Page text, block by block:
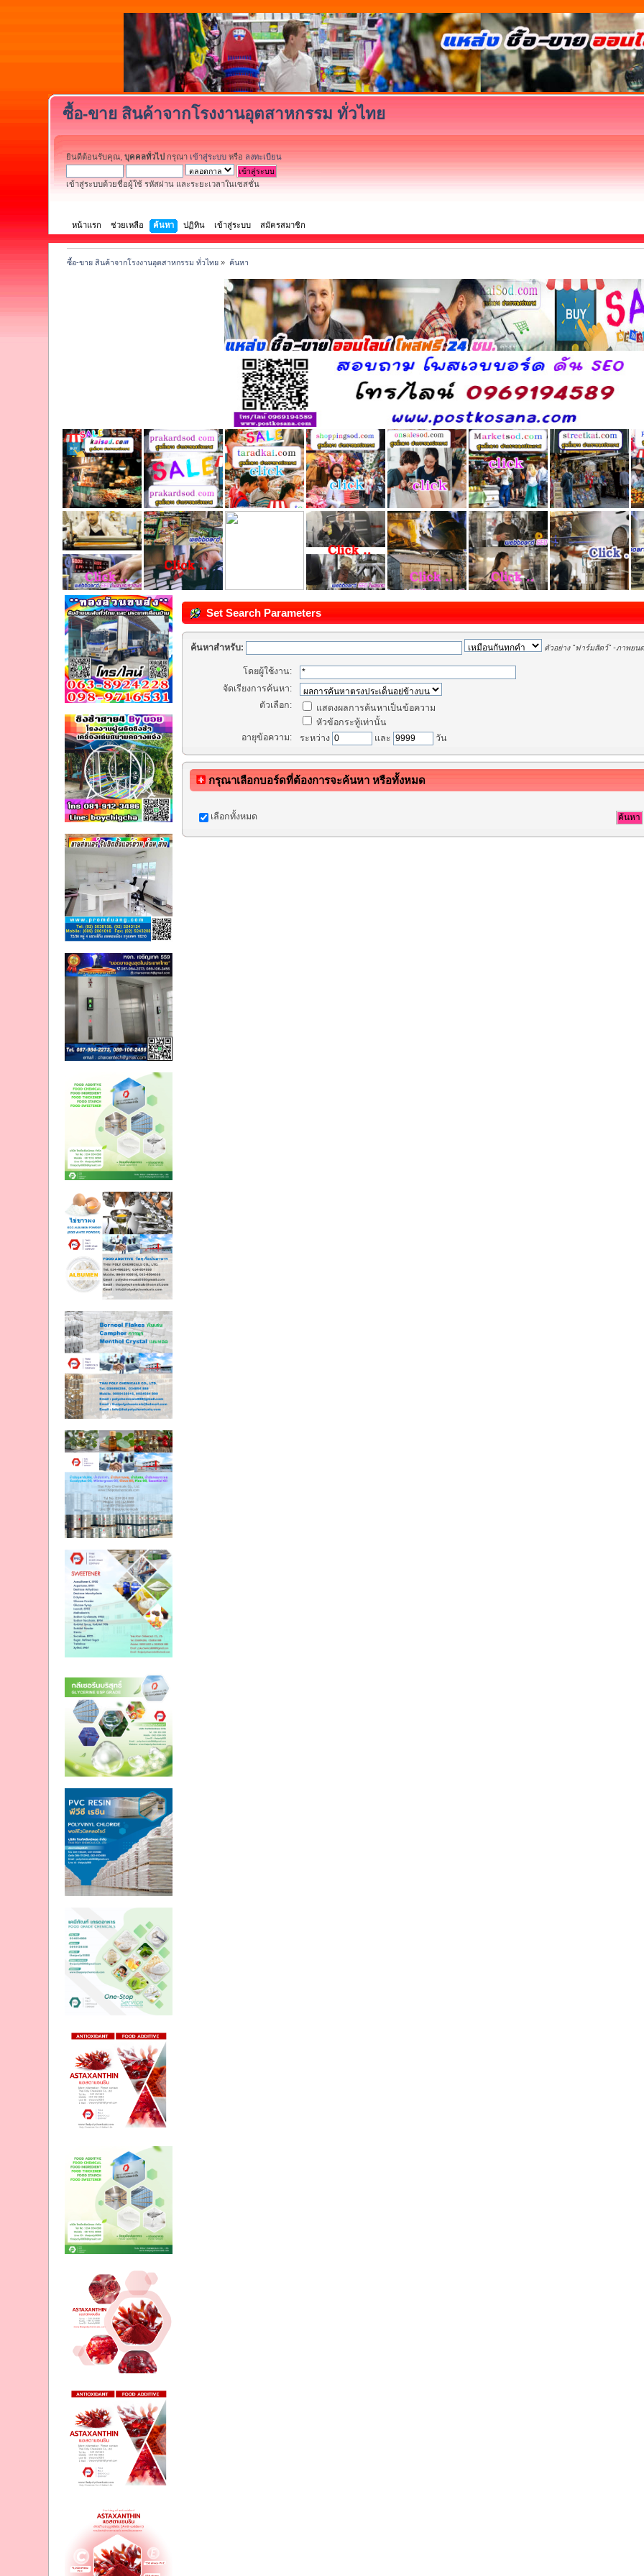
ซื้อ-ขาย สินค้าจากโรงงานอุตสาหกรรม ทั่วไทย
ยินดีต้อนรับคุณ,บุคคลทั่วไป กรุณา เข้าสู่ระบบ หรือ ลงทะเบียน
เข้าสู่ระบบด้วยชื่อผู้ใช้ รหัสผ่าน และระยะเวลาในเซสชั่น
หน้าแรก ช่วยเหลือ ค้นหา ปฏิทิน เข้าสู่ระบบ สมัครสมาชิก
ซื้อ-ขาย สินค้าจากโรงงานอุตสาหกรรม ทั่วไทย » ค้นหา
Set Search Parameters
ค้นหาสำหรับ: ตัวอย่าง"ฟาร์มสัตว์" -ภาพยน
โดยผู้ใช้งาน:
จัดเรียงการค้นหา:
ตัวเลือก:
แสดงผลการค้นหาเป็นข้อความ
หัวข้อกระทู้เท่านั้น
อายุข้อความ:
ระหว่าง และ วัน
กรุณาเลือกบอร์ดที่ต้องการจะค้นหา หรือทั้งหมด
เลือกทั้งหมด